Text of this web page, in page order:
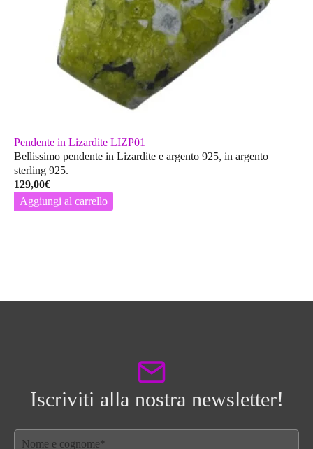
Pendente in Lizardite LIZP01
Bellissimo pendente in Lizardite e argento 925, in argento
sterling 925.
129,00€
Aggiungi al carrello
Iscriviti alla nostra newsletter!